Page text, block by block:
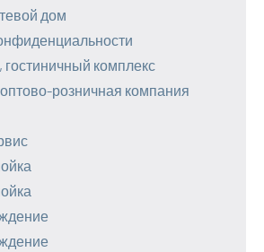
дом
комплекс
розничная компания